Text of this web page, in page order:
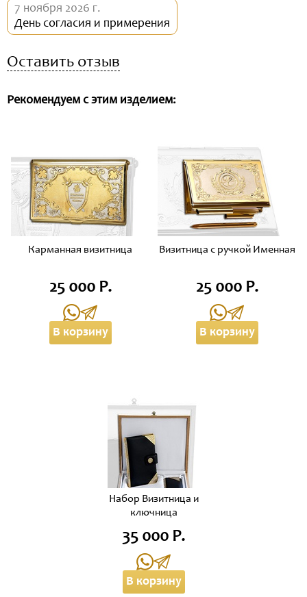
7 ноября 2026 г.
День согласия и примерения
Оставить отзыв
Рекомендуем с этим изделием:
Карманная визитница
25 000 Р.
В корзину
Визитница с ручкой Именная
25 000 Р.
В корзину
Набор Визитница и
ключница
35 000 Р.
В корзину